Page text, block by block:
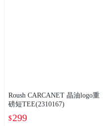
Roush CARCANET 晶油logo重
磅短TEE(2310167)
$299